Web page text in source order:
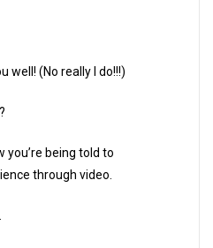
well! (No really I do!!!)
you’re being told to
through video.